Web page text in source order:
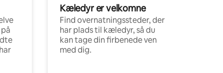
Kæledyr er velkomne
Find overnatningssteder, der
har plads til kæledyr, så du
kan tage din firbenede ven
med dig.